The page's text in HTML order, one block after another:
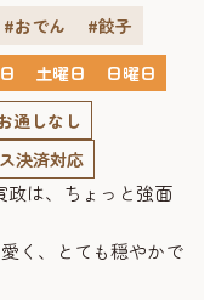
#おでん
#餃子
土曜日
日曜日
通しなし
決済対応
政は、ちょっと強面
く、とても穏やかで